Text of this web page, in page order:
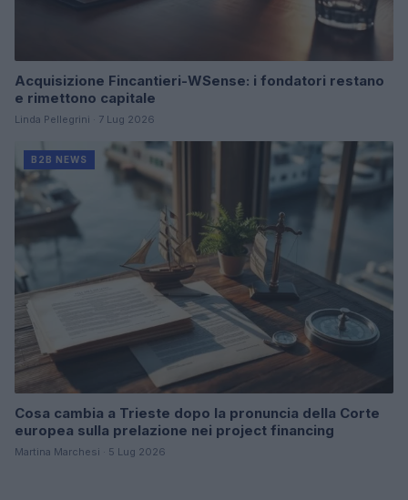
Acquisizione Fincantieri-WSense: i fondatori restano
e rimettono capitale
Linda Pellegrini · 7 Lug 2026
B2B NEWS
Cosa cambia a Trieste dopo la pronuncia della Corte
europea sulla prelazione nei project financing
Martina Marchesi · 5 Lug 2026